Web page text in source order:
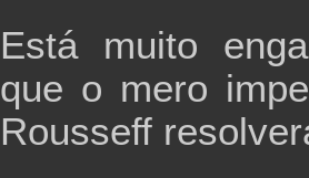
Está muito
que o mero
Rousseff